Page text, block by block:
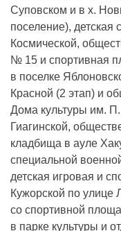
Суповском и в х.
поселение), детская
Космической,
№ 15 и спортивная
в поселке
Красной (2 этап) и
Дома культуры им.
Гиагинской,
кладбища в ауле
специальной
детская игровая и
Кужорской по улице
со спортивной
в парке культуры и